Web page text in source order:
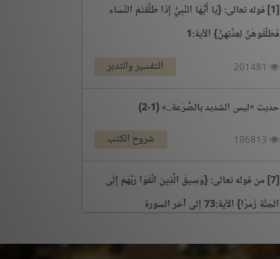
[1] قوله تعالى: {يَا أَيُّهَا النَّبِيُّ إِذَا طَلَّقْتُمُ النِّسَاء
فَطَلِّقُوهُنَّ لِعِدَّتِهِنَّ} الآية:1
التفسير والتدبر
حديث «ليس الشديد بالصُّرَعة..» (1-2)
شروح الكتب
[7] من قوله تعالى: {وَسِيقَ الَّذِينَ اتَّقَوْا رَبَّهُمْ إِلَى
الْجَنَّةِ زُمَرًا} الآية:73 إلى آخر السورة